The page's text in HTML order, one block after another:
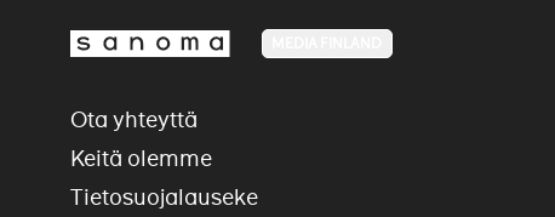
Ota yhteyttä
Keitä olemme
Tietosuojalauseke